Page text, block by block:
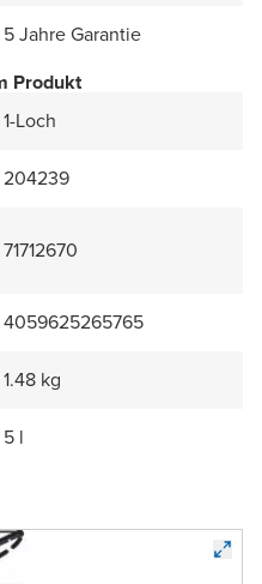
5 Jahre Garantie
Produkt
1-Loch
204239
71712670
4059625265765
1.48 kg
5 l